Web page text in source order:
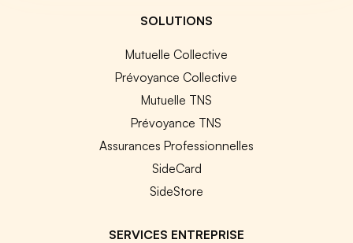
SOLUTIONS
Mutuelle Collective
Prévoyance Collective
Mutuelle TNS
Prévoyance TNS
Assurances Professionnelles
SideCard
SideStore
SERVICES ENTREPRISE